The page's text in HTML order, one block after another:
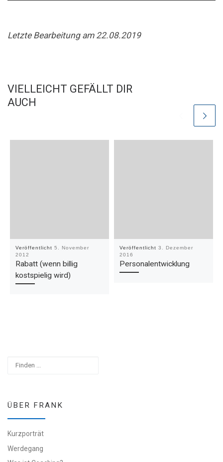
Letzte Bearbeitung am 22.08.2019
VIELLEICHT GEFÄLLT DIR
AUCH
Veröffentlicht5. November
2012
Rabatt (wenn billig
kostspielig wird)
Veröffentlicht3. Dezember
2016
Personalentwicklung
ÜBER FRANK
Kurzporträt
Werdegang